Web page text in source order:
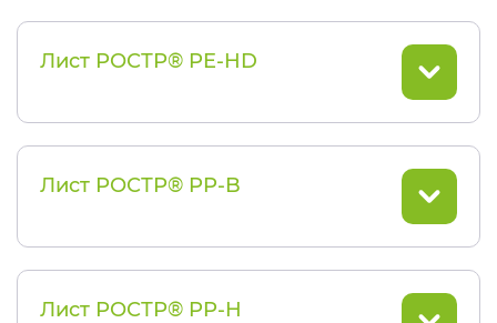
Лист РОСТР® PE-HD
Лист РОСТР® PP-B
Лист РОСТР® PP-H